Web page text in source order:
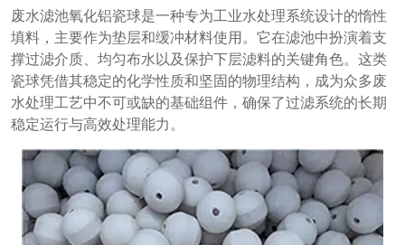
废水滤池氧化铝瓷球是一种专为工业水处理系统设计的惰性
填料，主要作为垫层和缓冲材料使用。它在滤池中扮演着支
撑过滤介质、均匀布水以及保护下层滤料的关键角色。这类
瓷球凭借其稳定的化学性质和坚固的物理结构，成为众多废
水处理工艺中不可或缺的基础组件，确保了过滤系统的长期
稳定运行与高效处理能力。